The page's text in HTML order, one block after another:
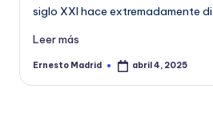
siglo XXI hace extremadamente
Leer más
Publicado
Ernesto Madrid abril 4, 2025